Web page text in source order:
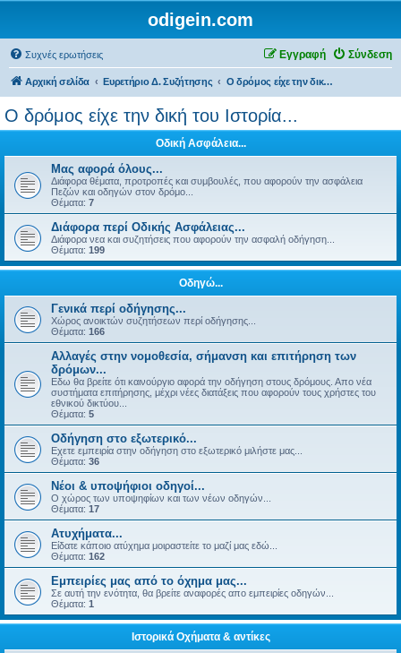
odigein.com
Συχνές ερωτήσεις Σύνδεση
Εγγραφή
Αρχική σελίδα Ευρετήριο Δ. Συζήτησης Ο δρόμος είχε την δική του Ιστορία...
Ο δρόμος είχε την δική του Ιστορία...
Οδική Ασφάλεια...
Μας αφορά όλους...
Διάφορα θέματα, προτροπές και συμβουλές, που αφορούν την ασφάλεια
Πεζών και οδηγών στον δρόμο...
Θέματα: 7
Διάφορα περί Οδικής Ασφάλειας...
Διάφορα νεα και συζητήσεις που αφορούν την ασφαλή οδήγηση...
Θέματα: 199
Οδηγώ...
Γενικά περί οδήγησης...
Χώρος ανοικτών συζητήσεων περί οδήγησης...
Θέματα: 166
Αλλαγές στην νομοθεσία, σήμανση και επιτήρηση των
δρόμων...
Εδω θα βρείτε ότι καινούργιο αφορά την οδήγηση στους δρόμους. Απο νέα
συστήματα επιτήρησης, μέχρι νέες διατάξεις που αφορούν τους χρήστες του
εθνικού δικτύου...
Θέματα: 5
Οδήγηση στο εξωτερικό...
Εχετε εμπειρία στην οδήγηση στο εξωτερικό μιλήστε μας...
Θέματα: 36
Νέοι & υποψήφιοι οδηγοί...
Ο χώρος των υποψηφίων και των νέων οδηγών...
Θέματα: 17
Ατυχήματα...
Είδατε κάποιο ατύχημα μοιραστείτε το μαζί μας εδώ...
Θέματα: 162
Εμπειρίες μας από το όχημα μας...
Σε αυτή την ενότητα, θα βρείτε αναφορές απο εμπειρίες οδηγών...
Θέματα: 1
Ιστορικά Οχήματα & αντίκες